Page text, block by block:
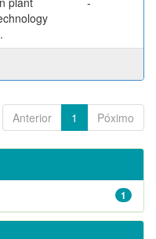
Anterior 1 Póximo
1